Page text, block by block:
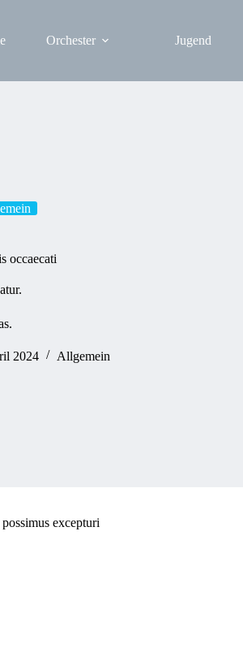
Orchester Jugend
occaecati
2024 Allgemein
excepturi